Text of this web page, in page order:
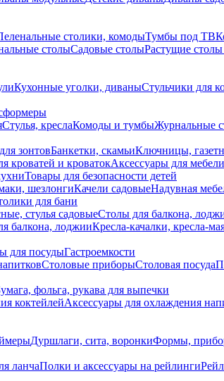
столики, комодыТумбы под ТВ
столыСадовые столыРастущие
Кухонные уголки, диваныСтульчики для
Стулья, креслаКомоды и тумбыЖурнальные
зонтовБанкетки, скамьиКлючницы,
кроватей и кроватокАксессуары для мебели
Товары для безопасности детей
шезлонгиКачели садовыеНадувная
для бани
стулья садовыеСтолы для балкона,
балкона, лоджииКресла-качалки, кресла-
для посудыГастроемкости
Столовые приборыСтоловая посуда
фольга, рукава для выпечки
коктейлейАксессуары для охлаждения
Дуршлаги, сита, воронкиФормы,
ланчаПолки и аксессуары на рейлинги